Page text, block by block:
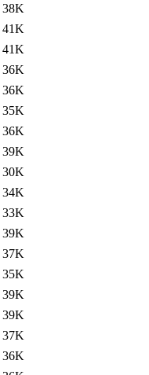
38K
41K
41K
36K
36K
35K
36K
39K
30K
34K
33K
39K
37K
35K
39K
39K
37K
36K